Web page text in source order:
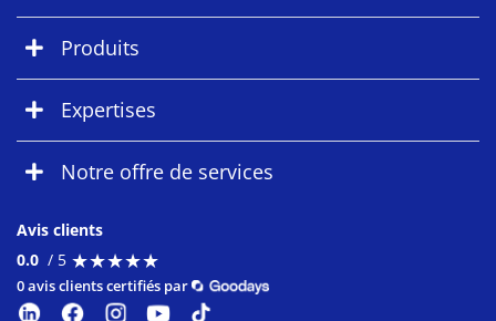
Produits
Expertises
Notre offre de services
Avis clients
0.0 / 5 ★★★★★
★★★★★
0 avis clients certifiés par